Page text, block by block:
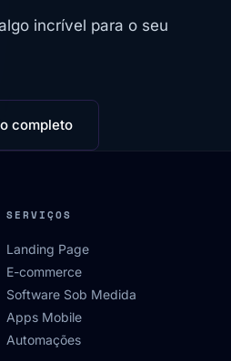
incrível para o seu
completo
SERVIÇOS
Landing Page
E-commerce
Software Sob Medida
Apps Mobile
Automações